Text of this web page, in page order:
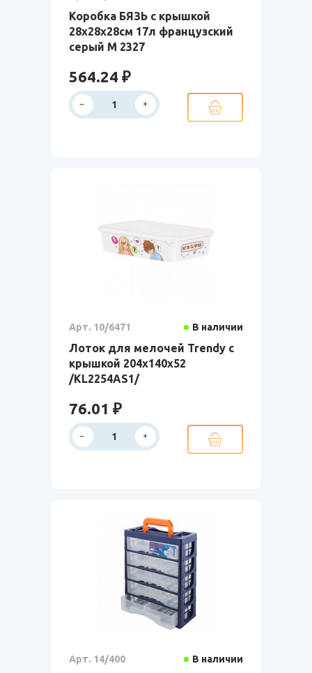
Коробка БЯЗЬ с крышкой
28х28х28см 17л французcкий
серый М 2327
564.24 ₽
Арт. 10/6471 В наличии
Лоток для мелочей Trendy с
крышкой 204х140х52
/KL2254AS1/
76.01 ₽
Арт. 14/400 В наличии